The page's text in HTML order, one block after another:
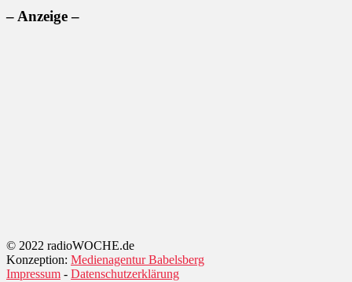
– Anzeige –
© 2022 radioWOCHE.de
Konzeption: Medienagentur Babelsberg
Impressum - Datenschutzerklärung